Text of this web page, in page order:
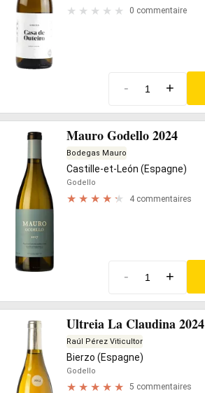
0 commentaire
- +
Mauro Godello 2024
Bodegas Mauro
Castille-et-León (Espagne)
Godello
4 commentaires
- +
Ultreia La Claudina 2024
Raúl Pérez Viticultor
Bierzo (Espagne)
Godello
5 commentaires